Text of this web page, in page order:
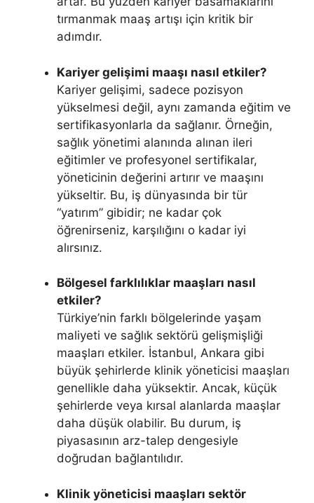
tırmanmak maaş artışı için kritik bir
adımdır.
Kariyer gelişimi maaşı nasıl etkiler?
Kariyer gelişimi, sadece pozisyon
yükselmesi değil, aynı zamanda eğitim ve
sertifikasyonlarla da sağlanır. Örneğin,
sağlık yönetimi alanında alınan ileri
eğitimler ve profesyonel sertifikalar,
yöneticinin değerini artırır ve maaşını
yükseltir. Bu, iş dünyasında bir tür
“yatırım” gibidir; ne kadar çok
öğrenirseniz, karşılığını o kadar iyi
alırsınız.
Bölgesel farklılıklar maaşları nasıl
etkiler?
Türkiye’nin farklı bölgelerinde yaşam
maliyeti ve sağlık sektörü gelişmişliği
maaşları etkiler. İstanbul, Ankara gibi
büyük şehirlerde klinik yöneticisi maaşları
genellikle daha yüksektir. Ancak, küçük
şehirlerde veya kırsal alanlarda maaşlar
daha düşük olabilir. Bu durum, iş
piyasasının arz-talep dengesiyle
doğrudan bağlantılıdır.
Klinik yöneticisi maaşları sektör